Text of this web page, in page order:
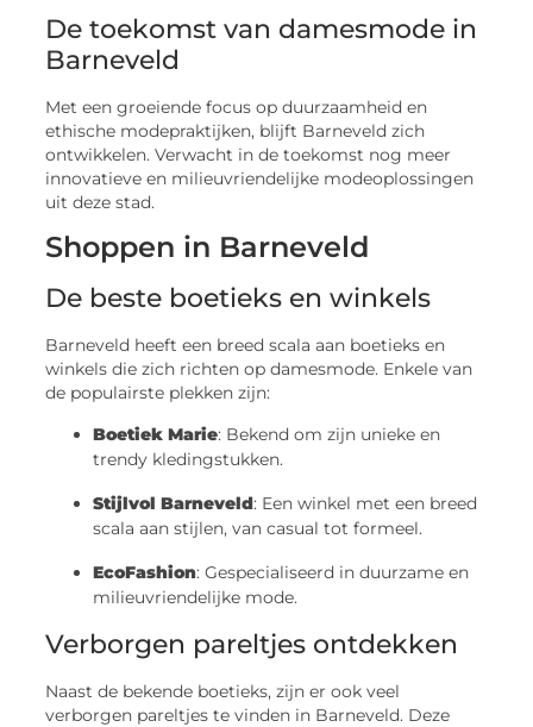
De toekomst van damesmode in
Barneveld
Met een groeiende focus op duurzaamheid en
ethische modepraktijken, blijft Barneveld zich
ontwikkelen. Verwacht in de toekomst nog meer
innovatieve en milieuvriendelijke modeoplossingen
uit deze stad.
Shoppen in Barneveld
De beste boetieks en winkels
Barneveld heeft een breed scala aan boetieks en
winkels die zich richten op damesmode. Enkele van
de populairste plekken zijn:
Boetiek Marie: Bekend om zijn unieke en
trendy kledingstukken.
Stijlvol Barneveld: Een winkel met een breed
scala aan stijlen, van casual tot formeel.
EcoFashion: Gespecialiseerd in duurzame en
milieuvriendelijke mode.
Verborgen pareltjes ontdekken
Naast de bekende boetieks, zijn er ook veel
verborgen pareltjes te vinden in Barneveld. Deze